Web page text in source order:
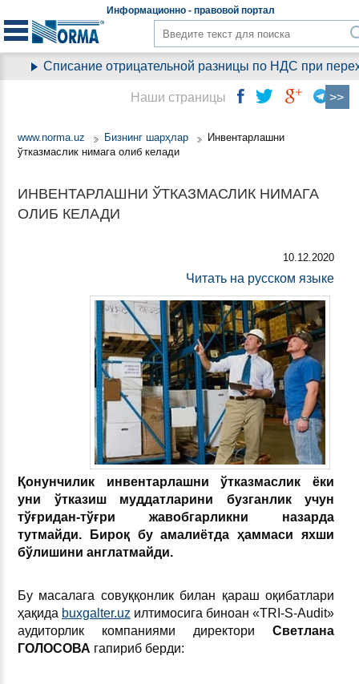
Информационно - правовойпортал
Списание отрицательной разницы по НДС при
www.norma.uz Бизнинг шарҳлар
Инвентарлашни
ўтказмаслик нимага олиб келади
ИНВЕНТАРЛАШНИ ЎТКАЗМАСЛИК НИМАГА
ОЛИБ КЕЛАДИ
10.12.2020
Читать на русском языке
Қонунчилик инвентарлашни ўтказмаслик ёки
уни ўтказиш муддатларини бузганлик учун
тўғридан-тўғри жавобгарликни назарда
тутмайди. Бироқ бу амалиётда ҳаммаси яхши
бўлишини англатмайди.
Бу масалага совуққонлик билан қараш оқибатлари
ҳақида buxgalter.uz илтимосига биноан «TRI-S-Audit»
аудиторлик компаниями директори Светлана
ГОЛОСОВА гапириб берди:
Наши страницы